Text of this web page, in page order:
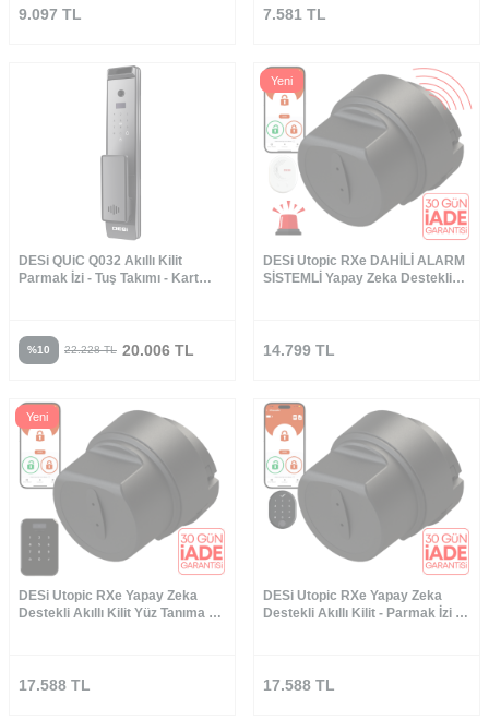
- İç Ekran)
9.097 TL 7.581 TL
DESi QUiC Q032 Akıllı Kilit
Parmak İzi - Tuş Takımı - Kart
%10 22.228TL 20.006 TL
Yeni
DESi Utopic RXe DAHİLİ ALARM
SİSTEMLİ Yapay Zeka Destekli
ve Alexa)
14.799 TL
Yeni
DESi Utopic RXe Yapay Zeka
Destekli Akıllı Kilit Yüz Tanıma ve
17.588 TL
DESi Utopic RXe Yapay Zeka
Destekli Akıllı Kilit - Parmak İzi ve
17.588 TL